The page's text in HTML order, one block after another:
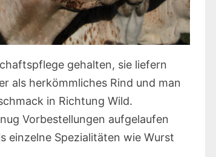
gehalten, sie liefern
als herkömmliches Rind und man
in Richtung Wild.
Vorbestellungen aufgelaufen
einzelne Spezialitäten wie Wurst